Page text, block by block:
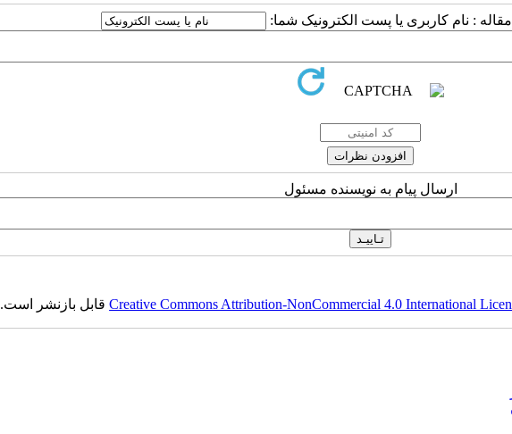
: نام کاربری یا پست الکترونیک شما:
ارسال پیام به نویسنده مسئول
Creative Commons Attribution-NonCommercial 4.0 Internationalقابل بازنشر است.